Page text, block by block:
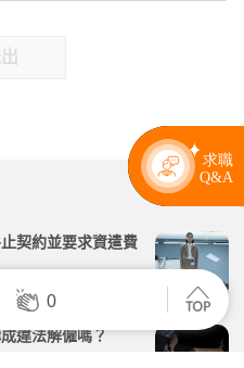
0
契約並要求資遣費
違法解僱嗎？